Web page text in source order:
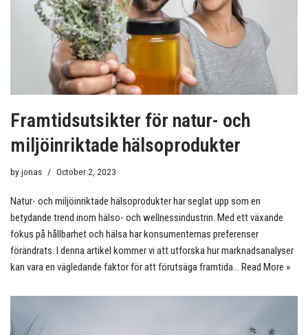
Framtidsutsikter för natur- och
miljöinriktade hälsoprodukter
byjonas October 2, 2023
Natur- och miljöinriktade hälsoprodukter har seglat upp som en
betydande trend inom hälso- och wellnessindustrin. Med ett växande
fokus på hållbarhet och hälsa har konsumenternas preferenser
förändrats. I denna artikel kommer vi att utforska hur marknadsanalyser
kan vara en vägledande faktor för att förutsäga framtida… Read More »